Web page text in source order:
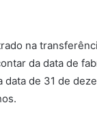
na
da data de
de 31 de